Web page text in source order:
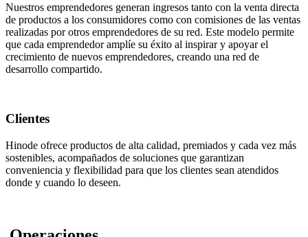
Nuestros emprendedores generan ingresos tanto con la venta directa
de productos a los consumidores como con comisiones de las ventas
realizadas por otros emprendedores de su red. Este modelo permite
que cada emprendedor amplíe su éxito al inspirar y apoyar el
crecimiento de nuevos emprendedores, creando una red de
desarrollo compartido.
Clientes
Hinode ofrece productos de alta calidad, premiados y cada vez más
sostenibles, acompañados de soluciones que garantizan
conveniencia y flexibilidad para que los clientes sean atendidos
donde y cuando lo deseen.